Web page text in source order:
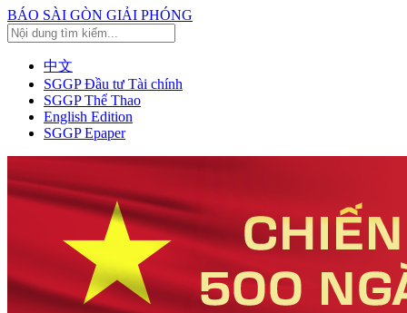
BÁO SÀI GÒN GIẢI PHÓNG
中文
SGGP Đầu tư Tài chính
SGGP Thể Thao
English Edition
SGGP Epaper